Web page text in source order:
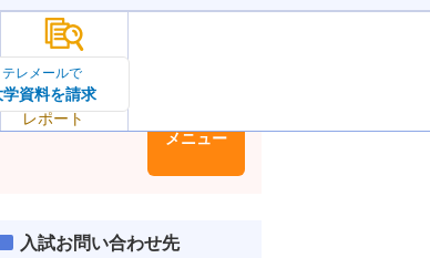
大学の今
トピック＆
レポート
テレメールで
学資料を請求
メニュー
入試お問い合わせ先